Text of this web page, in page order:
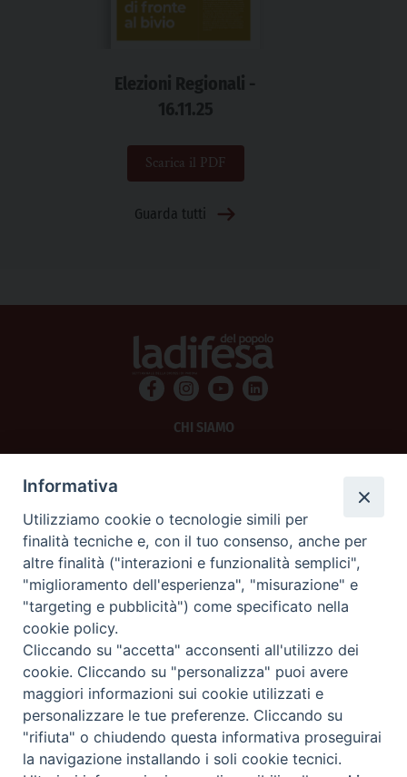
Elezioni Regionali -
16.11.25
Scarica il PDF
Guarda tutti
CHI SIAMO
SCRIVICI
La Difesa srl - P.iva 05125420280
La Difesa del Popolo percepisce i contributi pubblici all'editoria.
La Difesa del Popolo, tramite la Fisc (Federazione Italiana Settimanali Cattolici)
ha aderito allo IAP (Istituto dell'Autodisciplina Pubblicitaria) accettando il Codice
di Autodisciplina della Comunicazione Commerciale.
La Difesa del Popolo è una testata registrata presso il Tribunale di Padova
decreto del 15 giugno 1950 al n. 37 del registro periodici.
Informativa
Utilizziamo cookie o tecnologie simili per
finalità tecniche e, con il tuo consenso, anche per
altre finalità ("interazioni e funzionalità semplici",
"miglioramento dell'esperienza", "misurazione" e
"targeting e pubblicità") come specificato nella
cookie policy.
Cliccando su "accetta" acconsenti all'utilizzo dei
cookie. Cliccando su "personalizza" puoi avere
maggiori informazioni sui cookie utilizzati e
personalizzare le tue preferenze. Cliccando su
"rifiuta" o chiudendo questa informativa proseguirai
la navigazione installando i soli cookie tecnici.